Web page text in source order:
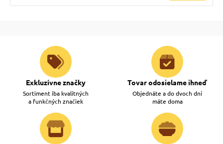
Exkluzívne značky
Sortiment iba kvalitných
a funkčných značiek
Tovar odosielame ihneď
Objednáte a do dvoch dní
máte doma